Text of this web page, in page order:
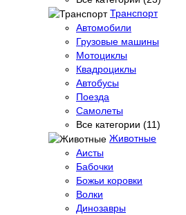
Транспорт
Автомобили
Грузовые машины
Мотоциклы
Квадроциклы
Автобусы
Поезда
Самолеты
Все категории (11)
Животные
Аисты
Бабочки
Божьи коровки
Волки
Динозавры